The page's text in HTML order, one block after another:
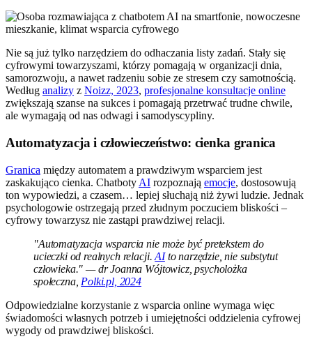
Nie są już tylko narzędziem do odhaczania listy zadań. Stały się
cyfrowymi towarzyszami, którzy pomagają w organizacji dnia,
samorozwoju, a nawet radzeniu sobie ze stresem czy samotnością.
Według analizy z Noizz, 2023, profesjonalne konsultacje online
zwiększają szanse na sukces i pomagają przetrwać trudne chwile,
ale wymagają od nas odwagi i samodyscypliny.
Automatyzacja i człowieczeństwo: cienka granica
Granica między automatem a prawdziwym wsparciem jest
zaskakująco cienka. Chatboty AI rozpoznają emocje, dostosowują
ton wypowiedzi, a czasem… lepiej słuchają niż żywi ludzie. Jednak
psychologowie ostrzegają przed złudnym poczuciem bliskości –
cyfrowy towarzysz nie zastąpi prawdziwej relacji.
"Automatyzacja wsparcia nie może być pretekstem do
ucieczki od realnych relacji.AIto narzędzie, nie substytut
człowieka." — dr Joanna Wójtowicz, psycholożka
społeczna, Polki.pl, 2024
Odpowiedzialne korzystanie z wsparcia online wymaga więc
świadomości własnych potrzeb i umiejętności oddzielenia cyfrowej
wygody od prawdziwej bliskości.